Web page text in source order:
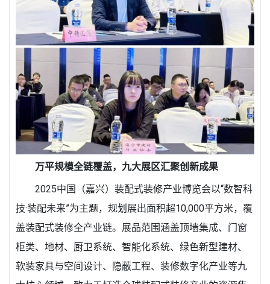
万平规模全链覆盖，九大展区汇聚创新成果
2025中国（嘉兴）装配式装修产业博览会以“数智科
技·装配未来”为主题，规划展出面积超10,000平方米，覆
盖装配式装修全产业链。展品范围涵盖顶墙集成、门窗
柜类、地材、厨卫系统、智能化系统、绿色新型建材、
软装家具与空间设计、隐蔽工程、装修数字化产业等九